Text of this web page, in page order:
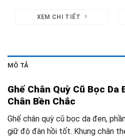
XEM CHI TIẾT
MÔ TẢ
Ghế Chân Quỳ Cũ Bọc Da
Chân Bền Chắc
Ghế chân quỳ cũ bọc da đen,
giữ độ đàn hồi tốt. Khung chân